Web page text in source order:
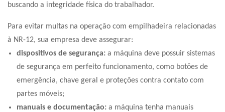
buscando a integridade física do trabalhador.
Para evitar multas na operação com empilhadeira relacionadas
à NR-12, sua empresa deve assegurar:
dispositivos de segurança: a máquina deve possuir sistemas
de segurança em perfeito funcionamento, como botões de
emergência, chave geral e proteções contra contato com
partes móveis;
manuais e documentação: a máquina tenha manuais